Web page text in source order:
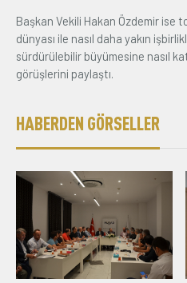
Başkan Vekili Hakan Özdemir ise
dünyası ile nasıl daha yakın
sürdürülebilir büyümesine nasıl
görüşlerini paylaştı.
HABERDEN GÖRSELLER